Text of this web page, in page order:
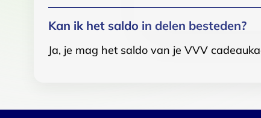
Kan ik het saldo in delen besteden?
Ja, je mag het saldo van je VVV